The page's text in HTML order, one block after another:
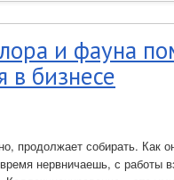
и фауна
в бизнесе
продолжает собирать. Как
нервничаешь, с работы